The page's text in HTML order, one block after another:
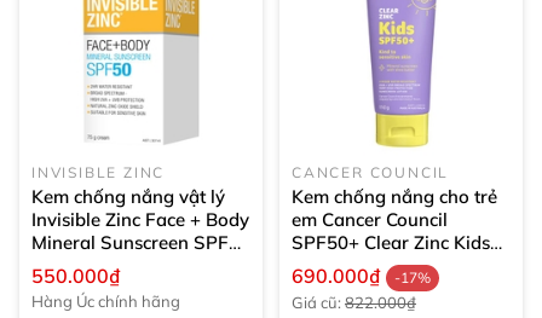
INVISIBLE ZINC
Kem chống nắng vật lý
Invisible Zinc Face + Body
Mineral Sunscreen SPF
50 nâng tone phổ rộng
75g
550.000₫
Hàng Úc chính hãng
CANCER COUNCIL
Kem chống nắng cho trẻ
em Cancer Council
SPF50+ Clear Zinc Kids
110g
690.000₫ -17%
Giá cũ: 822.000₫